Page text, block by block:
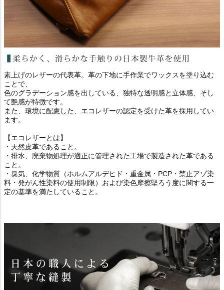
素上げのレザーの代表革。革の下地に手作業でワックスを塗り込む
ことで、
色のグラデーション感を出している、独特な透明感と立体感、そし
て艶感が特徴です。
また、環境に配慮した、エコレザーの認定を受けた革を採用してい
ます。
【エコレザーとは】
・天然皮革であること。
・排水、廃棄物処理が適正に管理された工場で製造された革である
こと。
・臭気、化学物質（ホルムアルデヒド・重金属・PCP・禁止アゾ染
料・発がん性染料の使用制限）および染色摩擦堅ろう度に関する一
定の基準を満たしていること。